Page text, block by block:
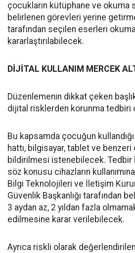
çocukların kütüphane ve okuma
belirlenen görevleri yerine
tarafından seçilen eserleri
kararlaştırılabilecek.
DİJİTAL KULLANIM MERCEK
Düzenlemenin dikkat çeken
dijital risklerden korunma tedbiri
Bu kapsamda çocuğun
hattı, bilgisayar, tablet ve benzeri
bildirilmesi istenebilecek. Tedbir
söz konusu cihazların
Bilgi Teknolojileri ve İletişim
Güvenlik Başkanlığı tarafından
3 aydan az, 2 yıldan fazla
edilmesine karar verilebilecek.
Ayrıca riskli olarak